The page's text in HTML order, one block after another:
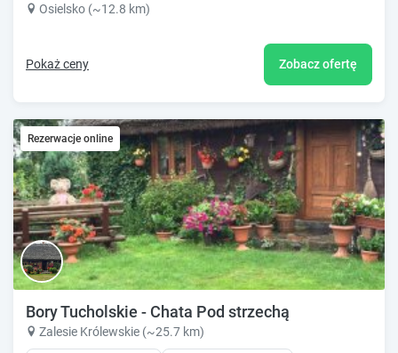
Osielsko (~12.8 km)
Pokaż ceny Zobacz ofertę
Rezerwacje online
Bory Tucholskie - Chata Pod strzechą
Zalesie Królewskie (~25.7 km)